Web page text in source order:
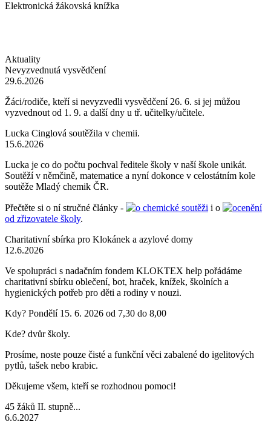
Elektronická žákovská knížka
Aktuality
Nevyzvednutá vysvědčení
29.6.2026
Žáci/rodiče, kteří si nevyzvedli vysvědčení 26. 6. si jej můžou
vyzvednout od 1. 9. a další dny u tř. učitelky/učitele.
Lucka Cinglová soutěžila v chemii.
15.6.2026
Lucka je co do počtu pochval ředitele školy v naší škole unikát.
Soutěží v němčině, matematice a nyní dokonce v celostátním kole
soutěže Mladý chemik ČR.
Přečtěte si o ní stručné články - o chemické soutěži i o
ocenění
od zřizovatele školy.
Charitativní sbírka pro Klokánek a azylové domy
12.6.2026
Ve spolupráci s nadačním fondem KLOKTEX help pořádáme
charitativní sbírku oblečení, bot, hraček, knížek, školních a
hygienických potřeb pro děti a rodiny v nouzi.
Kdy? Pondělí 15. 6. 2026 od 7,30 do 8,00
Kde? dvůr školy.
Prosíme, noste pouze čisté a funkční věci zabalené do igelitových
pytlů, tašek nebo krabic.
Děkujeme všem, kteří se rozhodnou pomoci!
45 žáků II. stupně...
6.6.2027